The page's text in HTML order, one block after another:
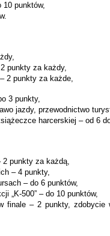
10 punktów,
punkty za każdy,
2 punkty za każde,
3 punkty,
jazdy, przewodnictwo
harcerskiej – od 6
2 punkty za każdą,
– 4 punkty,
– do 6 punktów,
„K-500” – do 10 punktów,
finale – 2 punkty,